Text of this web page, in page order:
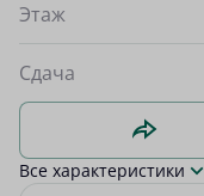
Этаж
Сдача
Все характеристики